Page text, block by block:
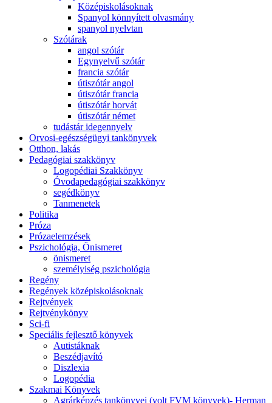
Középiskolásoknak
Spanyol könnyített olvasmány
spanyol nyelvtan
Szótárak
angol szótár
Egynyelvű szótár
francia szótár
útiszótár angol
útiszótár francia
útiszótár horvát
útiszótár német
tudástár idegennyelv
Orvosi-egészségügyi tankönyvek
Otthon, lakás
Pedagógiai szakkönyv
Logopédiai Szakkönyv
Óvodapedagógiai szakkönyv
segédkönyv
Tanmenetek
Politika
Próza
Prózaelemzések
Pszichológia, Önismeret
önismeret
személyiség pszichológia
Regény
Regények középiskolásoknak
Rejtvények
Rejtvénykönyv
Sci-fi
Speciális fejlesztő könyvek
Autistáknak
Beszédjavító
Diszlexia
Logopédia
Szakmai Könyvek
Agrárképzés tankönyvei (volt FVM könyvek)- Herman